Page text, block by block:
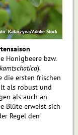
Katarzyna/Adobe Stock
Honigbeere bzw.
kamtschatica).
die ersten frischen
als robust und
als auch an
Blüte erweist sich
Regel den